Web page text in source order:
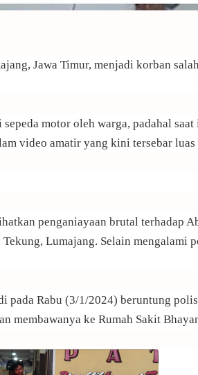
Jawa Timur, menjadi korban
motor oleh warga, padahal
video amatir yang kini tersebar luas
penganiayaan brutal terhadap
Lumajang. Selain mengalami
pada Rabu (3/1/2024) beruntung
membawanya ke Rumah Sakit